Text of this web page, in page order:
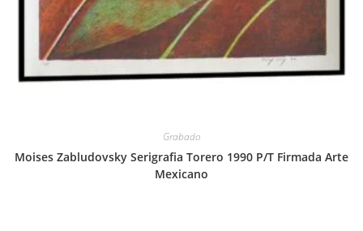
Grabado
Moises Zabludovsky Serigrafia Torero 1990 P/T Firmada Arte
Mexicano